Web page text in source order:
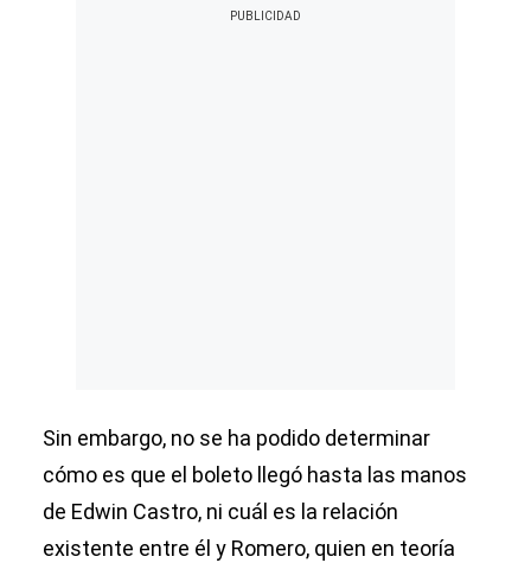
Sin embargo, no se ha podido determinar
cómo es que el boleto llegó hasta las manos
de Edwin Castro, ni cuál es la relación
existente entre él y Romero, quien en teoría